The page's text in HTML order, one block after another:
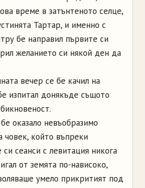
време в затънтеното селце,
Тартар, и именно с
бе направил първите си
желанието си някой ден да
вечер се бе качил на
изпитал донякъде същото
оказало невъобразимо
човек, който въпреки
сеанси с левитация никога
от земята по-нависоко,
умело прикритият под